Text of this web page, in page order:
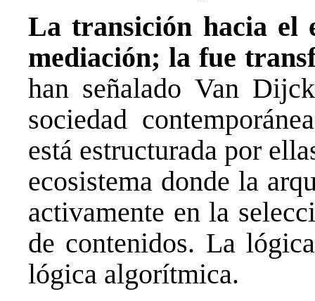
La transición hacia el
mediación; la fue
han señalado Van
sociedad
está estructurada por
ecosistema donde la
activamente en la
de contenidos. La
lógica algorítmica.